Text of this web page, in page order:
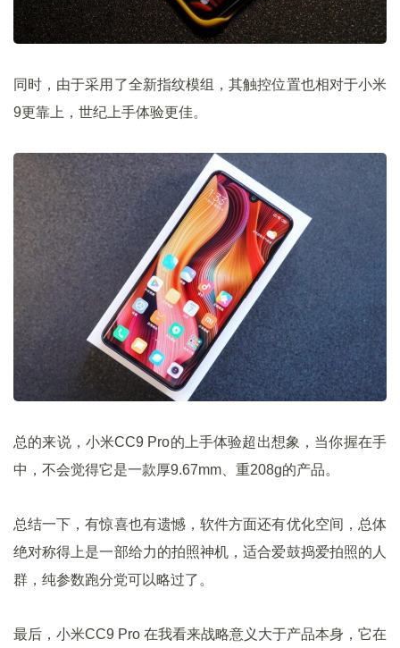
同时，由于采用了全新指纹模组，其触控位置也相对于小米
9更靠上，世纪上手体验更佳。
总的来说，小米CC9 Pro的上手体验超出想象，当你握在手
中，不会觉得它是一款厚9.67mm、重208g的产品。
总结一下，有惊喜也有遗憾，软件方面还有优化空间，总体
绝对称得上是一部给力的拍照神机，适合爱鼓捣爱拍照的人
群，纯参数跑分党可以略过了。
最后，小米CC9 Pro 在我看来战略意义大于产品本身，它在